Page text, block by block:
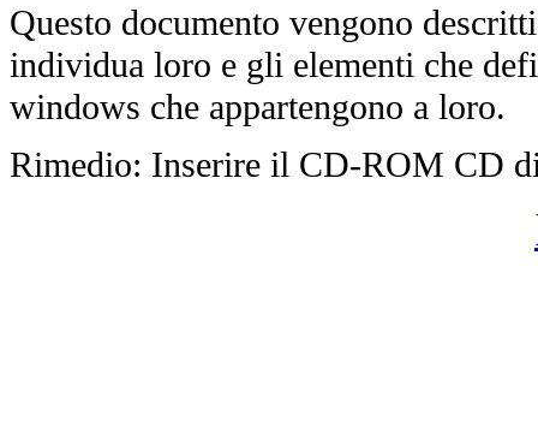
Questo documento vengono
individua loro e gli elementi che
windows che appartengono a loro.
Rimedio: Inserire il CD-ROM CD